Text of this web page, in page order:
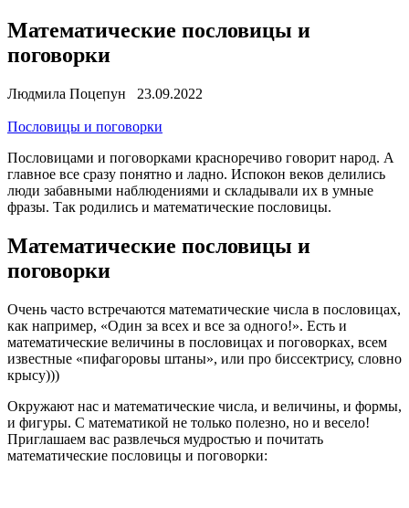
Математические пословицы и
поговорки
Людмила Поцепун 23.09.2022
Пословицы и поговорки
Пословицами и поговорками красноречиво говорит народ. А
главное все сразу понятно и ладно. Испокон веков делились
люди забавными наблюдениями и складывали их в умные
фразы. Так родились и математические пословицы.
Математические пословицы и
поговорки
Очень часто встречаются математические числа в пословицах,
как например, «Один за всех и все за одного!». Есть и
математические величины в пословицах и поговорках, всем
известные «пифагоровы штаны», или про биссектрису, словно
крысу)))
Окружают нас и математические числа, и величины, и формы,
и фигуры. С математикой не только полезно, но и весело!
Приглашаем вас развлечься мудростью и почитать
математические пословицы и поговорки: